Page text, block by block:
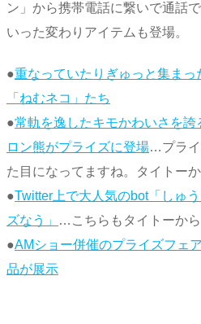
ン」から携帯電話に繋いで通話
いった変わりアイテムも登場。
●重なっていたりぎゅっと集ま
「ねむネコ」たち
●常軌を逸したキモかわいさを誇
ロン熊がプライズに登場…プライ
た目になってますね。タイトーか
●Twitter上で大人気のbot「しゅ
ズなう」
…こちらもタイトーから
●AMショー併催のプライズフェ
品が展示